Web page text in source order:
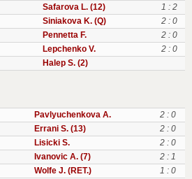
Safarova L. (12)
1 : 2
Siniakova K. (Q)
2 : 0
Pennetta F.
2 : 0
Lepchenko V.
2 : 0
Halep S. (2)
Pavlyuchenkova A.
2 : 0
Errani S. (13)
2 : 0
Lisicki S.
2 : 0
Ivanovic A. (7)
2 : 1
Wolfe J. (RET.)
1 : 0